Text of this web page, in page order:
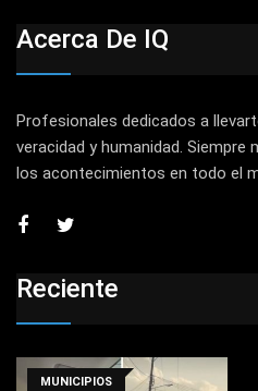
Acerca De IQ
Profesionales dedicados a
veracidad y humanidad.
los acontecimientos en todo el
Reciente
MUNICIPIOS